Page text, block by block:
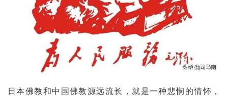
日本佛教和中国佛教源远流长，就是一种悲悯的情怀，